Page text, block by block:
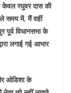
रघुवर दास की
समय में, मैं वहीं
विधानसभा के
लगाई गई आभार
ओडिशा के